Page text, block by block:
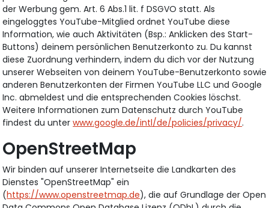
der Werbung gem. Art. 6 Abs.1 lit. f DSGVO statt. Als
eingeloggtes YouTube-Mitglied ordnet YouTube diese
Information, wie auch Aktivitäten (Bsp.: Anklicken des Start-
Buttons) deinem persönlichen Benutzerkonto zu. Du kannst
diese Zuordnung verhindern, indem du dich vor der Nutzung
unserer Webseiten von deinem YouTube-Benutzerkonto sowie
anderen Benutzerkonten der Firmen YouTube LLC und Google
Inc. abmeldest und die entsprechenden Cookies löschst.
Weitere Informationen zum Datenschutz durch YouTube
findest du unterwww.google.de/intl/de/policies/privacy/.
OpenStreetMap
Wir binden auf unserer Internetseite die Landkarten des
Dienstes "OpenStreetMap" ein
(https://www.openstreetmap.de), die auf Grundlage der Open